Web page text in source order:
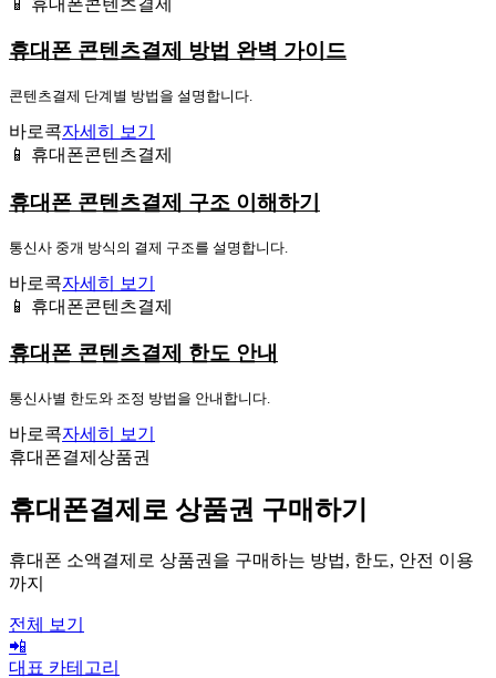
휴대폰 콘텐츠결제 방법 완벽 가이드
콘텐츠결제 단계별 방법을 설명합니다.
바로콕자세히 보기
📱 휴대폰콘텐츠결제
휴대폰 콘텐츠결제 구조 이해하기
통신사 중개 방식의 결제 구조를 설명합니다.
바로콕자세히 보기
📱 휴대폰콘텐츠결제
휴대폰 콘텐츠결제 한도 안내
통신사별 한도와 조정 방법을 안내합니다.
바로콕자세히 보기
휴대폰결제상품권
휴대폰결제로 상품권 구매하기
휴대폰 소액결제로 상품권을 구매하는 방법, 한도, 안전 이용
까지
전체 보기
📲
대표 카테고리